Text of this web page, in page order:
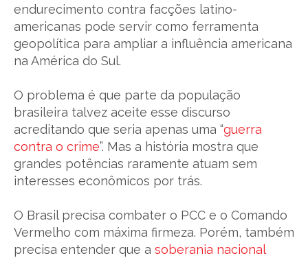
endurecimento contra facções latino-
americanas pode servir como ferramenta
geopolítica para ampliar a influência americana
na América do Sul.
O problema é que parte da população
brasileira talvez aceite esse discurso
acreditando que seria apenas uma “guerra
contra o crime”. Mas a história mostra que
grandes potências raramente atuam sem
interesses econômicos por trás.
O Brasil precisa combater o PCC e o Comando
Vermelho com máxima firmeza. Porém, também
precisa entender que a soberania nacional